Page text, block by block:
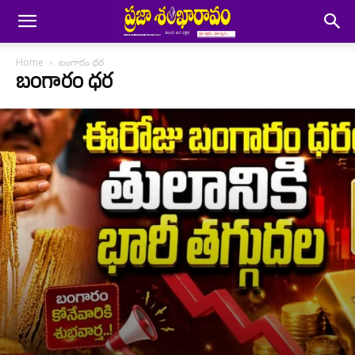
Home బంగారం ధర
బంగారం ధర